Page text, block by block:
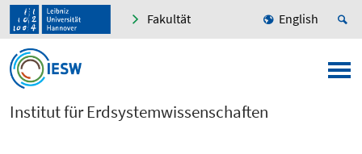
Fakultät English
Institut für Erdsystemwissenschaften